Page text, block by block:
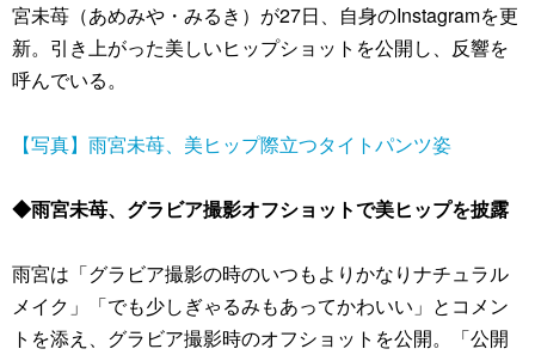
宮未苺（あめみや・みるき）が27日、自身のInstagramを更
新。引き上がった美しいヒップショットを公開し、反響を
呼んでいる。
【写真】雨宮未苺、美ヒップ際立つタイトパンツ姿
◆雨宮未苺、グラビア撮影オフショットで美ヒップを披露
雨宮は「グラビア撮影の時のいつもよりかなりナチュラル
メイク」「でも少しぎゃるみもあってかわいい」とコメン
トを添え、グラビア撮影時のオフショットを公開。「公開